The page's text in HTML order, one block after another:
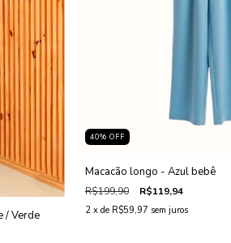
/ Verde
40% OFF
Macacão longo - Azul bebê
R$199,90 R$119,94
2 x de R$59,97 sem juros